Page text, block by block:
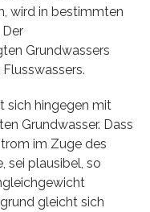
wird in bestimmten
Grundwassers
sich hingegen mit
Grundwasser. Dass
im Zuge des
sei plausibel, so
gleicht sich